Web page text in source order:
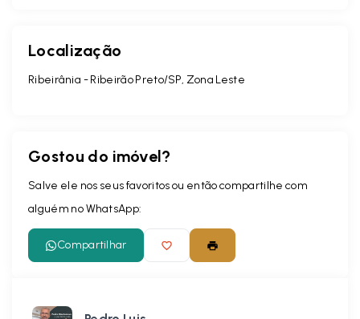
Localização
Ribeirânia - Ribeirão Preto/SP, Zona Leste
Gostou do imóvel?
Salve ele nos seus favoritos ou então compartilhe com
alguém no WhatsApp:
Compartilhar